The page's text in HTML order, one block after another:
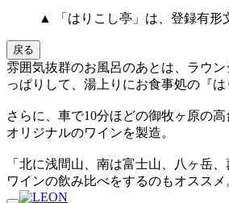
▲ 「はりこし亭」は、登録有形
戻る
雰囲気抜群のお風呂のあとは、ラウ
っぱりして、湯上りにお食事処の『
さらに、車で10分ほどの御牧ヶ原の
オリジナルのワインを製造。
「北に浅間山、南は富士山、八ヶ岳
ワインの飲み比べをするのもオスス